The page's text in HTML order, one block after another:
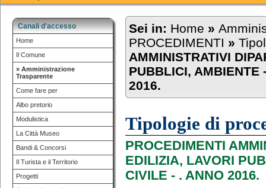
Canali d'accesso
Home
Il Comune
» Amministrazione
Trasparente
Come fare per
Albo pretorio
Modulistica
La Città Museo
Bandi & Concorsi
Il Turista e il Territorio
Progetti
Sei in: Home »
PROCEDIMENTI »
AMMINISTRATIVI
PUBBLICI, AMBIENTE
2016.
Tipologie di
PROCEDIMENTI
EDILIZIA, LAVORI
CIVILE - . ANNO 2016.